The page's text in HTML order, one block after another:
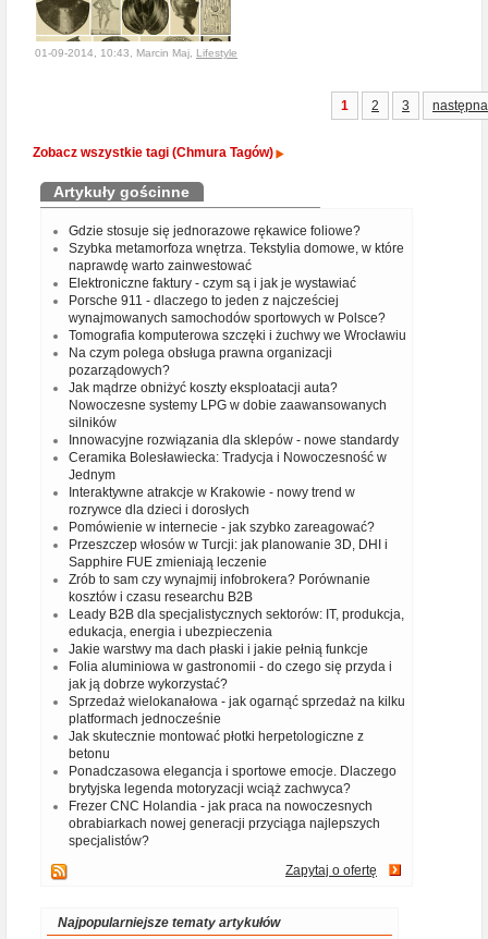
01-09-2014, 10:43, Marcin Maj, Lifestyle
1 2 3 następna
Zobacz wszystkie tagi (Chmura Tagów)
Artykuły gościnne
Gdzie stosuje się jednorazowe rękawice foliowe?
Szybka metamorfoza wnętrza. Tekstylia domowe, w które
naprawdę warto zainwestować
Elektroniczne faktury - czym są i jak je wystawiać
Porsche 911 - dlaczego to jeden z najcześciej
wynajmowanych samochodów sportowych w Polsce?
Tomografia komputerowa szczęki i żuchwy we Wrocławiu
Na czym polega obsługa prawna organizacji
pozarządowych?
Jak mądrze obniżyć koszty eksploatacji auta?
Nowoczesne systemy LPG w dobie zaawansowanych
silników
Innowacyjne rozwiązania dla sklepów - nowe standardy
Ceramika Bolesławiecka: Tradycja i Nowoczesność w
Jednym
Interaktywne atrakcje w Krakowie - nowy trend w
rozrywce dla dzieci i dorosłych
Pomówienie w internecie - jak szybko zareagować?
Przeszczep włosów w Turcji: jak planowanie 3D, DHI i
Sapphire FUE zmieniają leczenie
Zrób to sam czy wynajmij infobrokera? Porównanie
kosztów i czasu researchu B2B
Leady B2B dla specjalistycznych sektorów: IT, produkcja,
edukacja, energia i ubezpieczenia
Jakie warstwy ma dach płaski i jakie pełnią funkcje
Folia aluminiowa w gastronomii - do czego się przyda i
jak ją dobrze wykorzystać?
Sprzedaż wielokanałowa - jak ogarnąć sprzedaż na kilku
platformach jednocześnie
Jak skutecznie montować płotki herpetologiczne z
betonu
Ponadczasowa elegancja i sportowe emocje. Dlaczego
brytyjska legenda motoryzacji wciąż zachwyca?
Frezer CNC Holandia - jak praca na nowoczesnych
obrabiarkach nowej generacji przyciąga najlepszych
specjalistów?
Zapytaj o ofertę
Najpopularniejsze tematy artykułów